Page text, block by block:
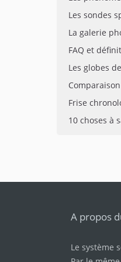
Les sondes
La galerie
FAQ et
Les globes
Frise
10 choses à
A propos
Le système